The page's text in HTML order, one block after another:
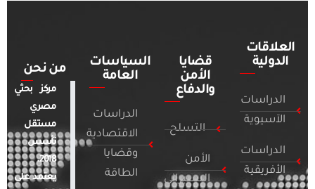
العلاقات
الدولية
الدراسات
الآسيوية
الدراسات
الأفريقية
قضايا
الأمن
والدفاع
التسلح
الأمن
السيبراني
السياسات
العامة
الدراسات
الاقتصادية
وقضايا
الطاقة
من نحن
مركز بحثي
مصري
مستقل
تأسس
2018.
يعتمد على